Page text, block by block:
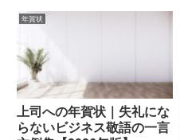
はあるのか」という不安の声もよ
く聞かれます。この記事では、喪
の影響と、適切な対応方法につ
い...
年賀状
上司への年賀状｜失礼にな
らないビジネス敬語の一言